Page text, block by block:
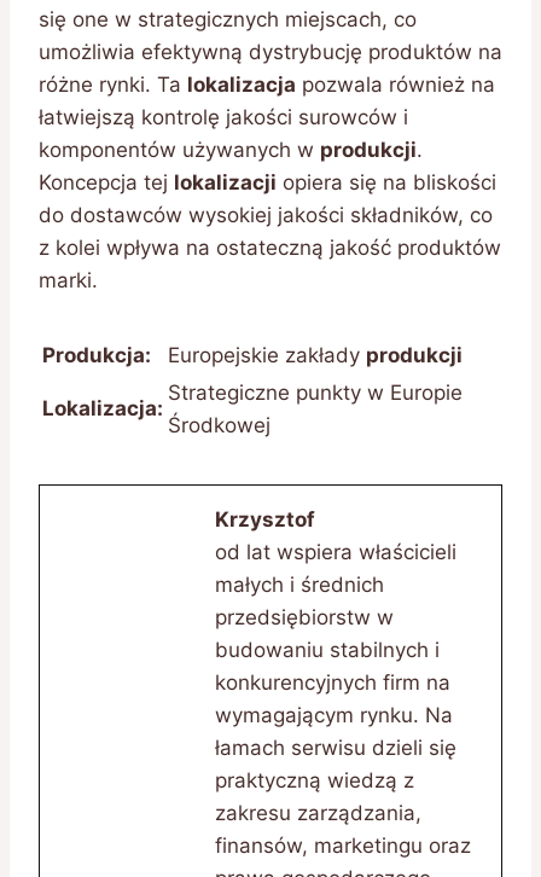
się one w strategicznych miejscach, co
umożliwia efektywną dystrybucję produktów na
różne rynki. Ta lokalizacja pozwala również na
łatwiejszą kontrolę jakości surowców i
komponentów używanych w produkcji.
Koncepcja tej lokalizacji opiera się na bliskości
do dostawców wysokiej jakości składników, co
z kolei wpływa na ostateczną jakość produktów
marki.
Produkcja: Europejskie zakłady produkcji
Lokalizacja:
Strategiczne punkty w Europie
Środkowej
Krzysztof
od lat wspiera właścicieli
małych i średnich
przedsiębiorstw w
budowaniu stabilnych i
konkurencyjnych firm na
wymagającym rynku. Na
łamach serwisu dzieli się
praktyczną wiedzą z
zakresu zarządzania,
finansów, marketingu oraz